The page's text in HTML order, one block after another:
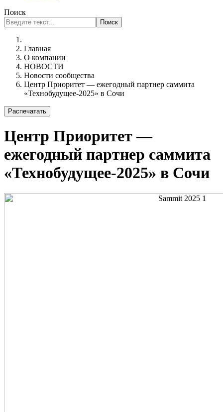
Поиск
Поиск
Главная
О компании
НОВОСТИ
Новости сообщества
Центр Приоритет — ежегодный партнер саммита
«Технобудущее-2025» в Сочи
Распечатать
Центр Приоритет —
ежегодный партнер саммита
«Технобудущее-2025» в Сочи